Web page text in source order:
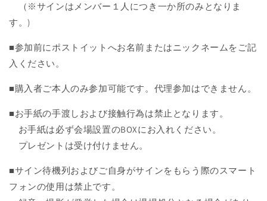
（※サインはメンバー１人につき一か所のみとなりま
す。)
■参加前にポストイットへお名前またはニックネームをご記
入ください。
■購入者ご本人のみ参加可能です。代理参加はできません。
■お手紙の手渡しおよび接触行為は禁止となります。
お手紙は必ず会場設置のBOXにお入れください。
プレゼントは受け付けません。
■サイン待機列およびご自身がサインをもらう際のスマート
フォンの使用は禁止です。